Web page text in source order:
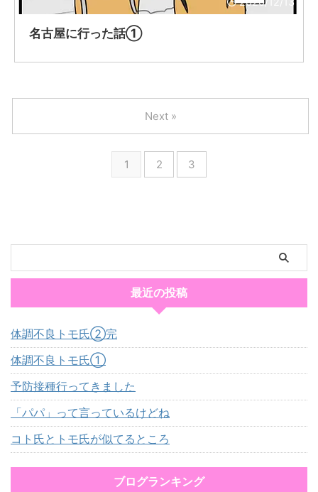
名古屋に行った話①
1 2 3
Next »
最近の投稿
体調不良トモ氏②完
体調不良トモ氏①
予防接種行ってきました
「パパ」って言っているけどね
コト氏とトモ氏が似てるところ
ブログランキング